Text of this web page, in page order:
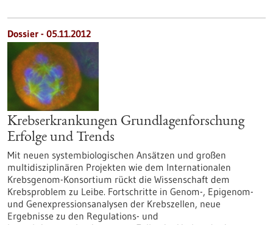
Dossier - 05.11.2012
Krebserkrankungen Grundlagenforschung
Erfolge und Trends
Mit neuen systembiologischen Ansätzen und großen
multidisziplinären Projekten wie dem Internationalen
Krebsgenom-Konsortium rückt die Wissenschaft dem
Krebsproblem zu Leibe. Fortschritte in Genom-, Epigenom-
und Genexpressionsanalysen der Krebszellen, neue
Ergebnisse zu den Regulations- und